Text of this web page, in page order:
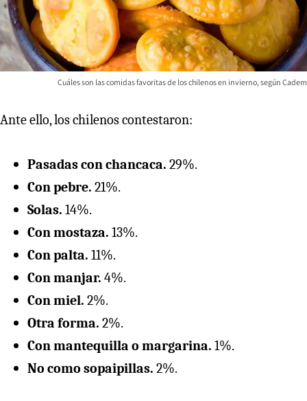
Cuáles son las comidas favoritas de los chilenos en invierno, según Cadem
Ante ello, los chilenos contestaron:
Pasadas con chancaca. 29%.
Con pebre. 21%.
Solas. 14%.
Con mostaza. 13%.
Con palta. 11%.
Con manjar. 4%.
Con miel. 2%.
Otra forma. 2%.
Con mantequilla o margarina. 1%.
No como sopaipillas. 2%.